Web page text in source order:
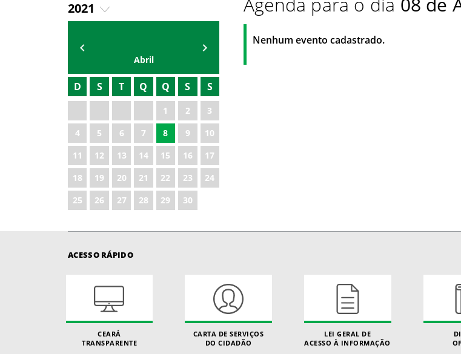
2021
2019
2020
2022
2023
2024
2025
2026
Abril
D S T Q Q S S
1 2
3
4
5 6 7 8 9
10
11
12 13 14 15 16
17
18
19 20 21 22 23
24
25
26 27 28 29 30
Nenhum evento cadastrado.
ACESSO RÁPIDO
CEARÁ
TRANSPARENTE
CARTA DE SERVIÇOS
DO CIDADÃO
LEI GERAL DE
ACESSO À INFORMAÇÃO